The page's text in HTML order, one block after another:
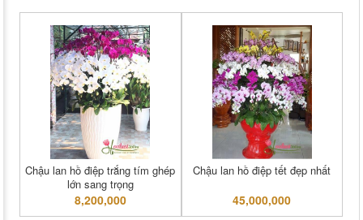
Chậu lan hồ điệp trắng tím ghép
lớn sang trọng
8,200,000
Chậu lan hồ điệp tết đẹp nhất
45,000,000